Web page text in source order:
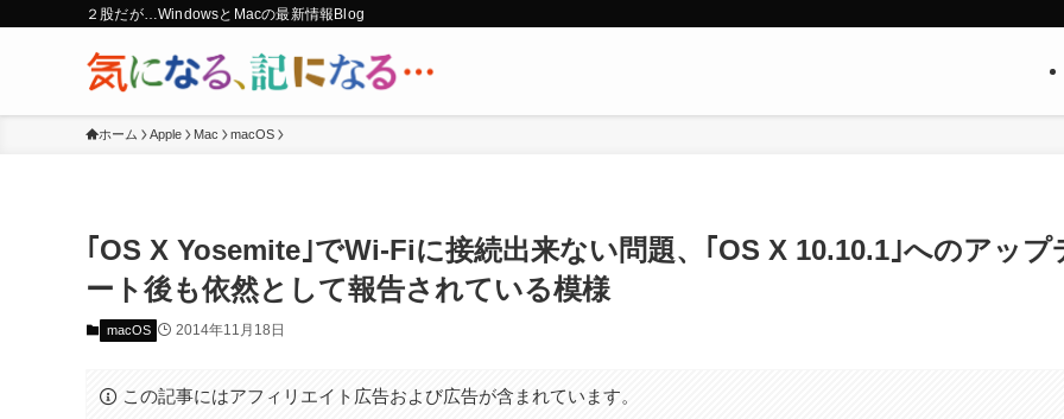
２股だが…WindowsとMacの最新情報Blog
ホーム Apple Mac macOS
｢OS X Yosemite｣でWi-Fiに接続出来ない問題、｢OS X 10.10.1｣へのアップ
ート後も依然として報告されている模様
macOS 2014年11月18日
この記事にはアフィリエイト広告および広告が含まれています。